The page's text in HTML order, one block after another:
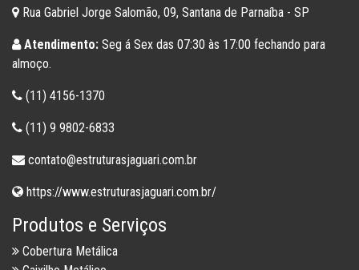
Rua Gabriel Jorge Salomão, 09, Santana de Parnaíba - SP
Atendimento: Seg á Sex das 07:30 às 17:00 fechando para
almoço.
(11) 4156-1370
(11) 9 9802-6833
contato@estruturasjaguari.com.br
https://www.estruturasjaguari.com.br/
Produtos e Serviços
Cobertura Metálica